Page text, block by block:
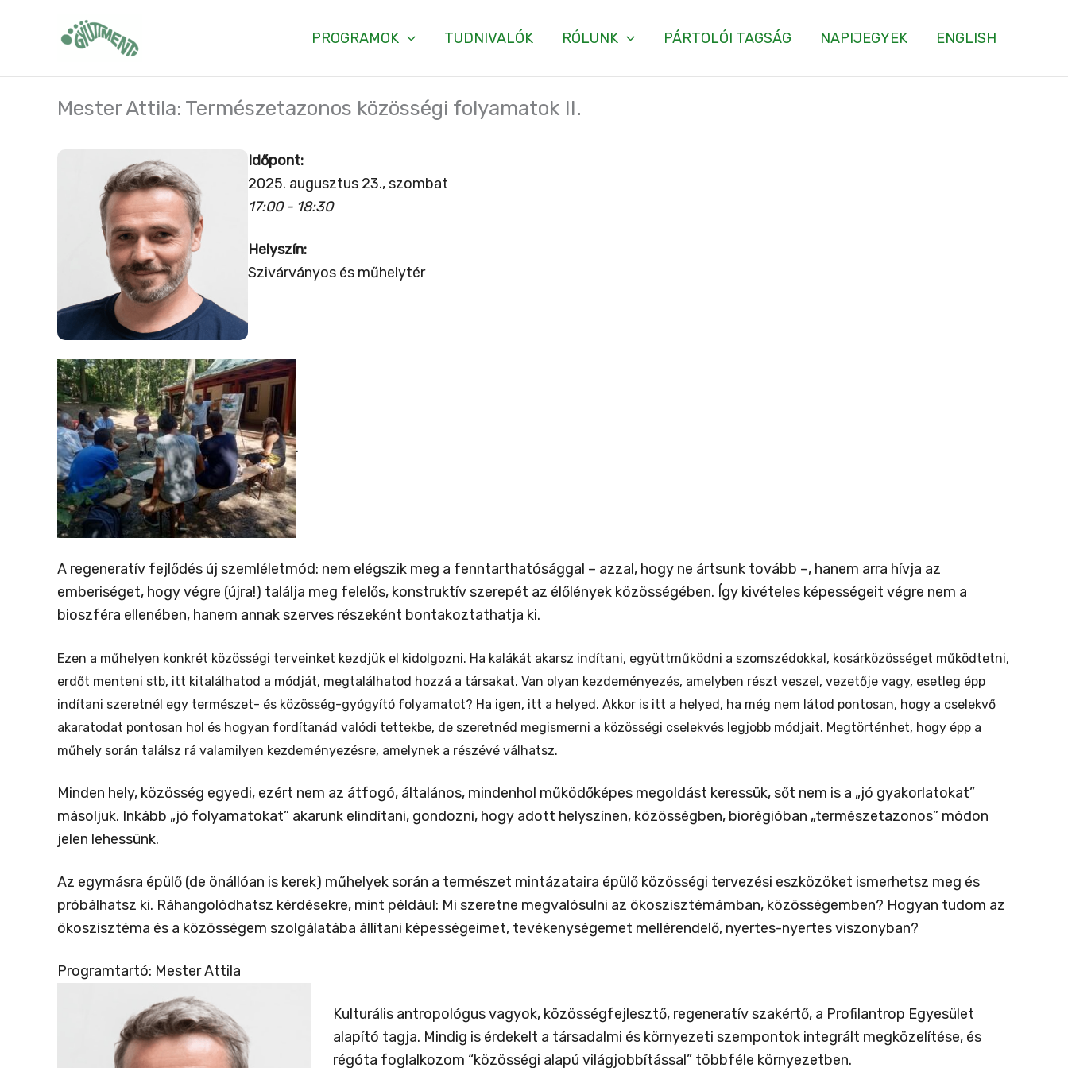
PROGRAMOK TUDNIVALÓK RÓLUNK PÁRTOLÓI TAGSÁG NAPIJEGYEK ENGLISH
Mester Attila: Természetazonos közösségi folyamatok II.
Időpont:
2025. augusztus 23., szombat
17:00 - 18:30
Helyszín:
Szivárványos és műhelytér
.
A regeneratív fejlődés új szemléletmód: nem elégszik meg a fenntarthatósággal – azzal, hogy ne ártsunk tovább –, hanem arra hívja az
emberiséget, hogy végre (újra!) találja meg felelős, konstruktív szerepét az élőlények közösségében. Így kivételes képességeit végre nem a
bioszféra ellenében, hanem annak szerves részeként bontakoztathatja ki.
Ezen a műhelyen konkrét közösségi terveinket kezdjük el kidolgozni. Ha kalákát akarsz indítani, együttműködni a szomszédokkal, kosárközösséget működtetni,
erdőt menteni stb, itt kitalálhatod a módját, megtalálhatod hozzá a társakat. Van olyan kezdeményezés, amelyben részt veszel, vezetője vagy, esetleg épp
indítani szeretnél egy természet- és közösség-gyógyító folyamatot? Ha igen, itt a helyed. Akkor is itt a helyed, ha még nem látod pontosan, hogy a cselekvő
akaratodat pontosan hol és hogyan fordítanád valódi tettekbe, de szeretnéd megismerni a közösségi cselekvés legjobb módjait. Megtörténhet, hogy épp a
műhely során találsz rá valamilyen kezdeményezésre, amelynek a részévé válhatsz.
Minden hely, közösség egyedi, ezért nem az átfogó, általános, mindenhol működőképes megoldást keressük, sőt nem is a „jó gyakorlatokat”
másoljuk. Inkább „jó folyamatokat” akarunk elindítani, gondozni, hogy adott helyszínen, közösségben, biorégióban „természetazonos” módon
jelen lehessünk.
Az egymásra épülő (de önállóan is kerek) műhelyek során a természet mintázataira épülő közösségi tervezési eszközöket ismerhetsz meg és
próbálhatsz ki. Ráhangolódhatsz kérdésekre, mint például: Mi szeretne megvalósulni az ökoszisztémámban, közösségemben? Hogyan tudom az
ökoszisztéma és a közösségem szolgálatába állítani képességeimet, tevékenységemet mellérendelő, nyertes-nyertes viszonyban?
Programtartó: Mester Attila
Kulturális antropológus vagyok, közösségfejlesztő, regeneratív szakértő, a Profilantrop Egyesület
alapító tagja. Mindig is érdekelt a társadalmi és környezeti szempontok integrált megközelítése, és
régóta foglalkozom “közösségi alapú világjobbítással” többféle környezetben.